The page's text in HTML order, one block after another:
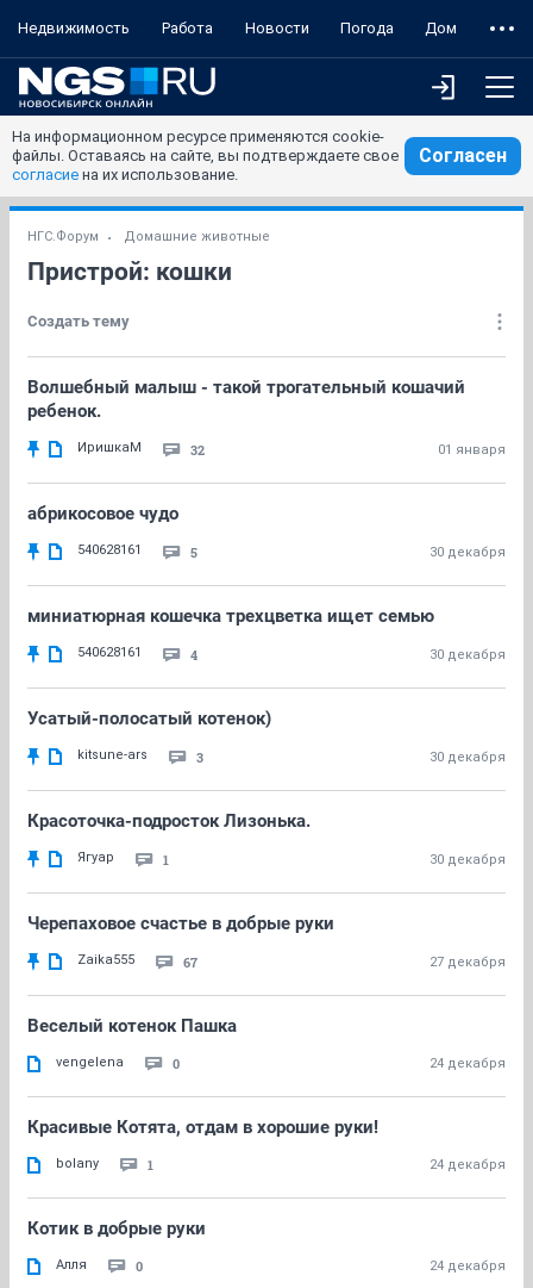
Недвижимость Работа Новости Погода Дом
На информационном ресурсе применяются cookie-
файлы. Оставаясь на сайте, вы подтверждаете свое
согласие на их использование.
Согласен
НГС.Форум Домашние животные
Пристрой: кошки
Создать тему
Волшебный малыш - такой трогательный кошачий
ребенок.
ИришкаМ 32 01 января
абрикосовое чудо
540628161 5 30 декабря
миниатюрная кошечка трехцветка ищет семью
540628161 4 30 декабря
Усатый-полосатый котенок)
kitsune-ars 3 30 декабря
Красоточка-подросток Лизонька.
Ягуар 1 30 декабря
Черепаховое счастье в добрые руки
Zaika555 67 27 декабря
Веселый котенок Пашка
vengelena 0 24 декабря
Красивые Котята, отдам в хорошие руки!
bolany 1 24 декабря
Котик в добрые руки
Алля 0 24 декабря